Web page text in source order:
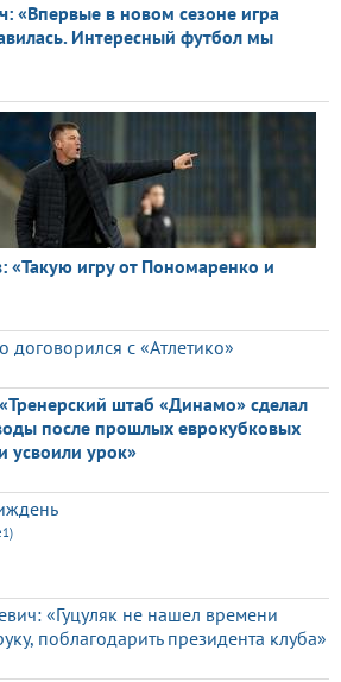
«Впервые в новом сезоне игра
Интересный футбол мы
игру от Пономаренко и
договорился с «Атлетико»
штаб «Динамо» сделал
после прошлых еврокубковых
усвоили урок»
«Гуцуляк не нашел времени
поблагодарить президента клуба»